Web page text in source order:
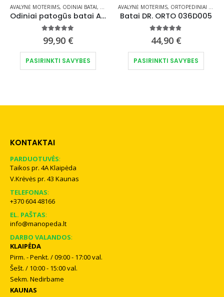
AVALYNĖ
,PATOGI AVALYNĖ VYRAMS
PATOGI AVALYNĖ MOTERIMS,VASAROS AVALYNĖ
AVALYNĖ MOTERIMS, ODINIAI BATAI, ORTOPEDINIAI IR KOMFORTO BATAI,PATOGI
Odiniai patogūs batai Axel Comfort H plotis 9734
99,90 €
PASIRINKTI SAVYBES
This product has multiple variants. The options may be chosen on the product page
AVALYNĖ MOTERIMS, ORTOPEDINIAI IR KOMFORTO BATAI
Batai DR. ORTO 036D005
44,90 €
PASIRINKTI SAVYBES
This product has multiple variants. The options may be chosen on the product page
KONTAKTAI
PARDUOTUVĖS:
Taikos pr. 4A Klaipėda
V.Krėvės pr. 43 Kaunas
TELEFONAS:
+370 604 48166
EL. PAŠTAS:
info@manopeda.lt
DARBO VALANDOS:
KLAIPĖDA
Pirm. - Penkt. / 09:00 - 17:00 val.
Šešt. / 10:00 - 15:00 val.
Sekm. Nedirbame
KAUNAS